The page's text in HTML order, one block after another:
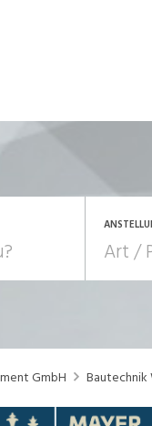
Temporär
Praktikum
Human
GmbH